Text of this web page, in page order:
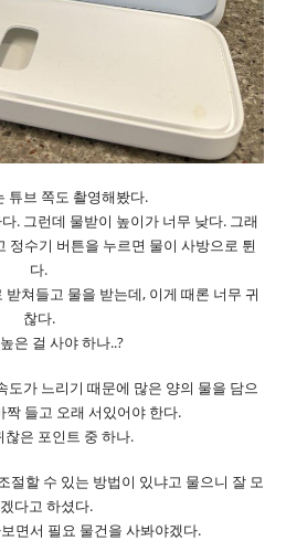
튜브 쪽도 촬영해봤다.
. 그런데 물받이 높이가 너무 낮다. 그래
정수기 버튼을 누르면 물이 사방으로 튄
다.
쳐들고 물을 받는데, 이게 때론 너무 귀
찮다.
은 걸 사야 하나..?
도가 느리기 때문에 많은 양의 물을 담으
짝 들고 오래 서있어야 한다.
찮은 포인트 중 하나.
절할 수 있는 방법이 있냐고 물으니 잘 모
다고 하셨다.
면서 필요 물건을 사봐야겠다.